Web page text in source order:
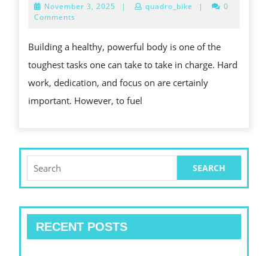
STEER
BODYBUILDING
SUPPLEMENTS
November 3, 2025 November
| quadro_bike |
0
Comments
Building a healthy, powerful body is one of the
toughest tasks one can take to take in charge. Hard
work, dedication, and focus on are certainly
important. However, to fuel
for:
RECENT POSTS